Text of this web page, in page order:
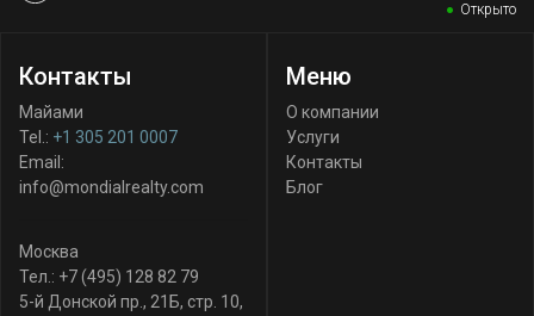
Открыто
Контакты
Майами
Tel.: +1 305 201 0007
Email:
info@mondialrealty.com
Москва
Тел.: +7 (495) 128 82 79
5-й Донской пр., 21Б, стр. 10,
Меню
О компании
Услуги
Контакты
Блог